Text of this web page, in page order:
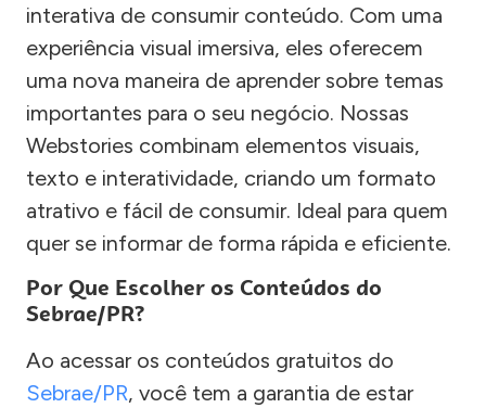
interativa de consumir conteúdo. Com uma
experiência visual imersiva, eles oferecem
uma nova maneira de aprender sobre temas
importantes para o seu negócio. Nossas
Webstories combinam elementos visuais,
texto e interatividade, criando um formato
atrativo e fácil de consumir. Ideal para quem
quer se informar de forma rápida e eficiente.
Por Que Escolher os Conteúdos do
Sebrae/PR?
Ao acessar os conteúdos gratuitos do
Sebrae/PR, você tem a garantia de estar